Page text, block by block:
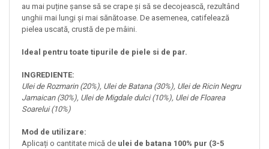
au mai puține șanse să se crape și să se decojească, rezultând
unghii mai lungi și mai sănătoase. De asemenea, catifelează
pielea uscată, crustă de pe mâini.
Ideal pentru toate tipurile de piele si de par.
INGREDIENTE:
Ulei de Rozmarin (20%), Ulei de Batana (30%), Ulei de Ricin Negru
Jamaican (30%), Ulei de Migdale dulci (10%), Ulei de Floarea
Soarelui (10%)
Mod de utilizare:
Aplicați o cantitate mică de ulei de batana 100% pur (3-5